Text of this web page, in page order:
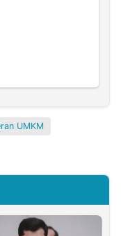
UMKM